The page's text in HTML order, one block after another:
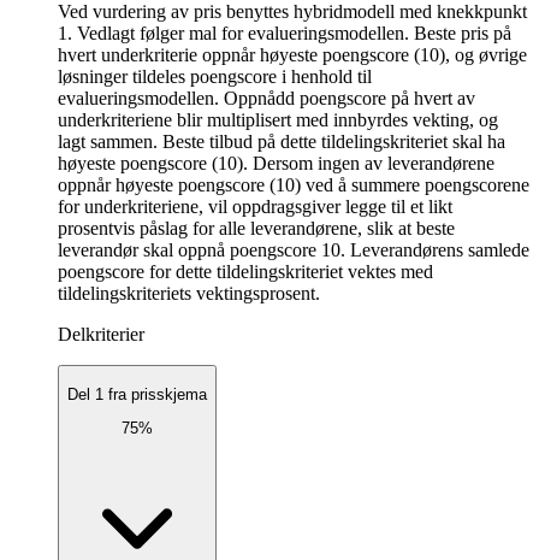
Ved vurdering av pris benyttes hybridmodell med knekkpunkt
1. Vedlagt følger mal for evalueringsmodellen. Beste pris på
hvert underkriterie oppnår høyeste poengscore (10), og øvrige
løsninger tildeles poengscore i henhold til
evalueringsmodellen. Oppnådd poengscore på hvert av
underkriteriene blir multiplisert med innbyrdes vekting, og
lagt sammen. Beste tilbud på dette tildelingskriteriet skal ha
høyeste poengscore (10). Dersom ingen av leverandørene
oppnår høyeste poengscore (10) ved å summere poengscorene
for underkriteriene, vil oppdragsgiver legge til et likt
prosentvis påslag for alle leverandørene, slik at beste
leverandør skal oppnå poengscore 10. Leverandørens samlede
poengscore for dette tildelingskriteriet vektes med
tildelingskriteriets vektingsprosent.
Delkriterier
Del 1 fra prisskjema
75%